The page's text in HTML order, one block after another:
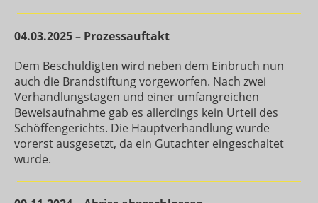
04.03.2025 – Prozessauftakt
Dem Beschuldigten wird neben dem Einbruch nun
auch die Brandstiftung vorgeworfen. Nach zwei
Verhandlungstagen und einer umfangreichen
Beweisaufnahme gab es allerdings kein Urteil des
Schöffengerichts. Die Hauptverhandlung wurde
vorerst ausgesetzt, da ein Gutachter eingeschaltet
wurde.